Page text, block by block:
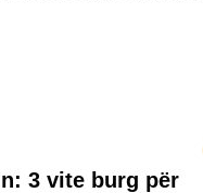
3 vite burg për